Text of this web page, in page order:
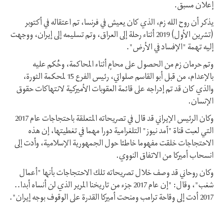
إعلان مسبق.
يذكر أن روح الله زم، الذي كان يعيش في فرنسا، تم اعتقاله في أكتوبر
(تشرين الأول) 2019 أثناء رحلة إلى العراق، وتم تسليمه إلى إيران، ووجهت
إليه تهمة "الإفساد في الأرض".
وتم حرمان زم من الحصول على محامٍ أثناء المحاكمة، وحُكم عليه
بالإعدام، من قبل أبو القاسم صلواتي، رئيس الفرع 15 لمحكمة الثورة،
والذي كان قد تم إدراجه على قائمة العقوبات الأميركية لانتهاكات حقوق
الإنسان.
وكان الرئيس الإيراني قد قال في تصريحاته المتعلقة باحتجاجات عام 2017
التي لعبت قناة "آمد نيوز" التلغرامية دورا مهما في تغطيتها، إن هذه
الاحتجاجات خلقت مفهوما خاطئا حول الجمهورية الإسلامية، وأدت إلى
انسحاب أميركا من الاتفاق النووي.
وكان روحاني قد وصف خلال تصريحاته تلك الاحتجاجات بأنها "أعمال
شغب"، وقال: "إن عام 2017 جزء من تاريخنا المرير الذي لن أنساه أبدا..
2017 أدت إلى وقاحة ترامب ومنحت أميركا القدرة على الوقوف بوجه إيران".